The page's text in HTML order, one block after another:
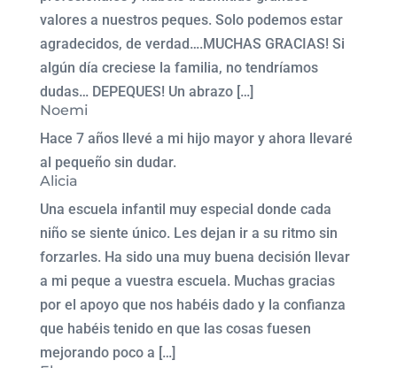
valores a nuestros peques. Solo podemos estar
agradecidos, de verdad….MUCHAS GRACIAS! Si
algún día creciese la familia, no tendríamos
dudas… DEPEQUES! Un abrazo […]
Noemi
Hace 7 años llevé a mi hijo mayor y ahora llevaré
al pequeño sin dudar.
Alicia
Una escuela infantil muy especial donde cada
niño se siente único. Les dejan ir a su ritmo sin
forzarles. Ha sido una muy buena decisión llevar
a mi peque a vuestra escuela. Muchas gracias
por el apoyo que nos habéis dado y la confianza
que habéis tenido en que las cosas fuesen
mejorando poco a […]